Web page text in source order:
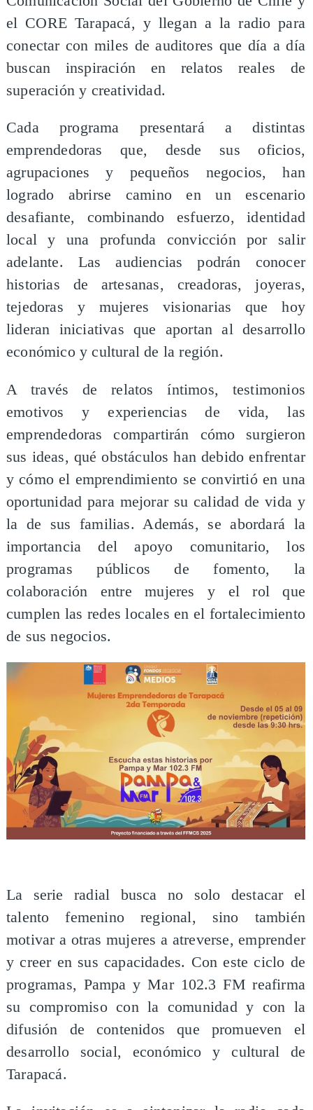
el CORE Tarapacá, y llegan a la radio para
conectar con miles de auditores que día a día
buscan inspiración en relatos reales de
superación y creatividad.
Cada programa presentará a distintas
emprendedoras que, desde sus oficios,
agrupaciones y pequeños negocios, han
logrado abrirse camino en un escenario
desafiante, combinando esfuerzo, identidad
local y una profunda convicción por salir
adelante. Las audiencias podrán conocer
historias de artesanas, creadoras, joyeras,
tejedoras y mujeres visionarias que hoy
lideran iniciativas que aportan al desarrollo
económico y cultural de la región.
A través de relatos íntimos, testimonios
emotivos y experiencias de vida, las
emprendedoras compartirán cómo surgieron
sus ideas, qué obstáculos han debido enfrentar
y cómo el emprendimiento se convirtió en una
oportunidad para mejorar su calidad de vida y
la de sus familias. Además, se abordará la
importancia del apoyo comunitario, los
programas públicos de fomento, la
colaboración entre mujeres y el rol que
cumplen las redes locales en el fortalecimiento
de sus negocios.
​La serie radial busca no solo destacar el
talento femenino regional, sino también
motivar a otras mujeres a atreverse, emprender
y creer en sus capacidades. Con este ciclo de
programas, Pampa y Mar 102.3 FM reafirma
su compromiso con la comunidad y con la
difusión de contenidos que promueven el
desarrollo social, económico y cultural de
Tarapacá.